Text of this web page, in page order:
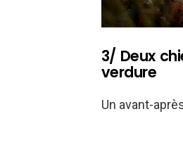
3/ Deux
verdure
Un avant-